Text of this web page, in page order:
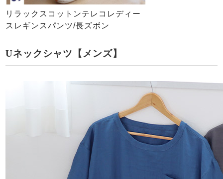
リラックスコットンテレコレディー
スレギンスパンツ/長ズボン
Uネックシャツ【メンズ】